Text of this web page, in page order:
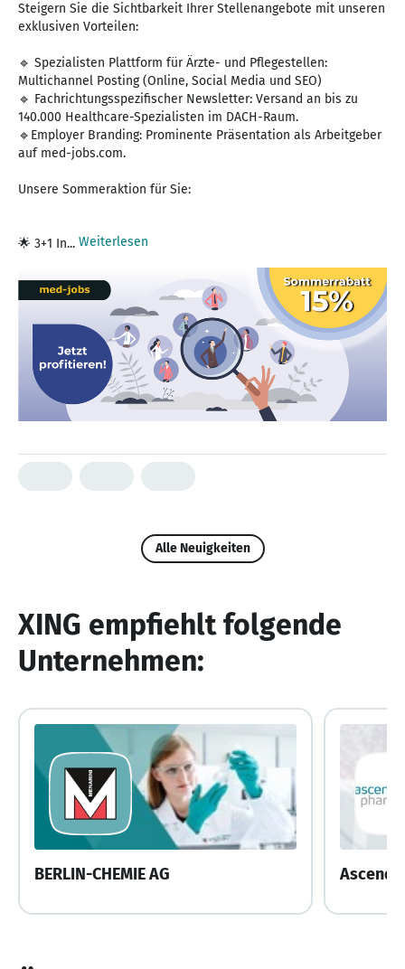
Steigern Sie die Sichtbarkeit Ihrer Stellenangebote mit unseren
exklusiven Vorteilen:
🔹 Spezialisten Plattform für Ärzte- und Pflegestellen:
Multichannel Posting (Online, Social Media und SEO)
🔹 Fachrichtungsspezifischer Newsletter: Versand an bis zu
140.000 Healthcare-Spezialisten im DACH-Raum.
🔹Employer Branding: Prominente Präsentation als Arbeitgeber
auf med-jobs.com.
Unsere Sommeraktion für Sie:
🌟 3+1 In... Weiterlesen
Alle Neuigkeiten
XING empfiehlt folgende
Unternehmen:
BERLIN-CHEMIE AG